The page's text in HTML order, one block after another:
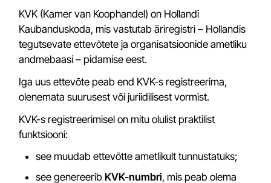
KVK (Kamer van Koophandel) on Hollandi
Kaubanduskoda, mis vastutab äriregistri – Hollandis
tegutsevate ettevõtete ja organisatsioonide ametliku
andmebaasi – pidamise eest.
Iga uus ettevõte peab end KVK-s registreerima,
olenemata suurusest või juriidilisest vormist.
KVK-s registreerimisel on mitu olulist praktilist
funktsiooni:
see muudab ettevõtte ametlikult tunnustatuks;
see genereerib KVK-numbri, mis peab olema